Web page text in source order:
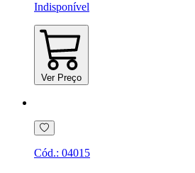
Indisponível
Ver Preço
Cód.: 04015